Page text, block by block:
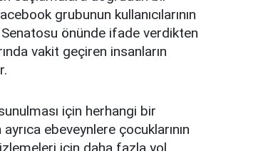
grubunun kullanıcılarının
Senatosu önünde ifade verdikten
vakit geçiren insanların
için herhangi bir
ebeveynlere çocuklarının
için daha fazla yol